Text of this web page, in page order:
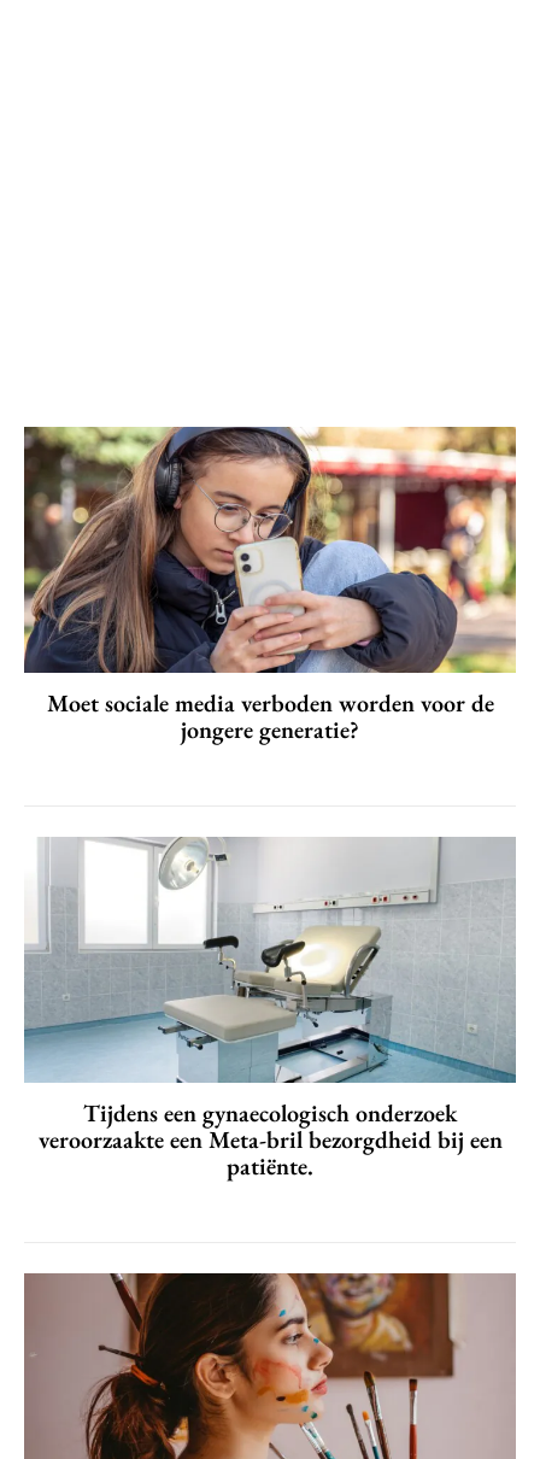
Moet sociale media verboden worden voor de
jongere generatie?
Tijdens een gynaecologisch onderzoek
veroorzaakte een Meta-bril bezorgdheid bij een
patiënte.